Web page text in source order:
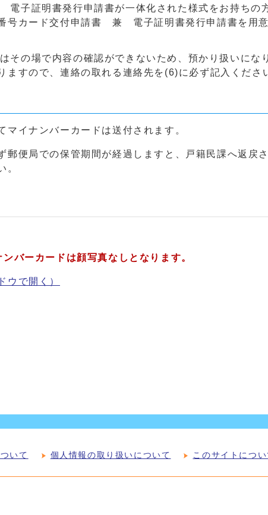
子証明書発行申請書が一体化された様式をお持ちの
号カード交付申請書 兼 電子証明書発行申請書を用
その場で内容の確認ができないため、預かり扱いにな
すので、連絡の取れる連絡先を(6)に必ず記入くださ
イナンバーカードは送付されます。
便局での保管期間が経過しますと、戸籍民課へ返戻
。
バーカードは顔写真なしとなります。
ウで開く）
いて 個人情報の取り扱いについて このサイトについ